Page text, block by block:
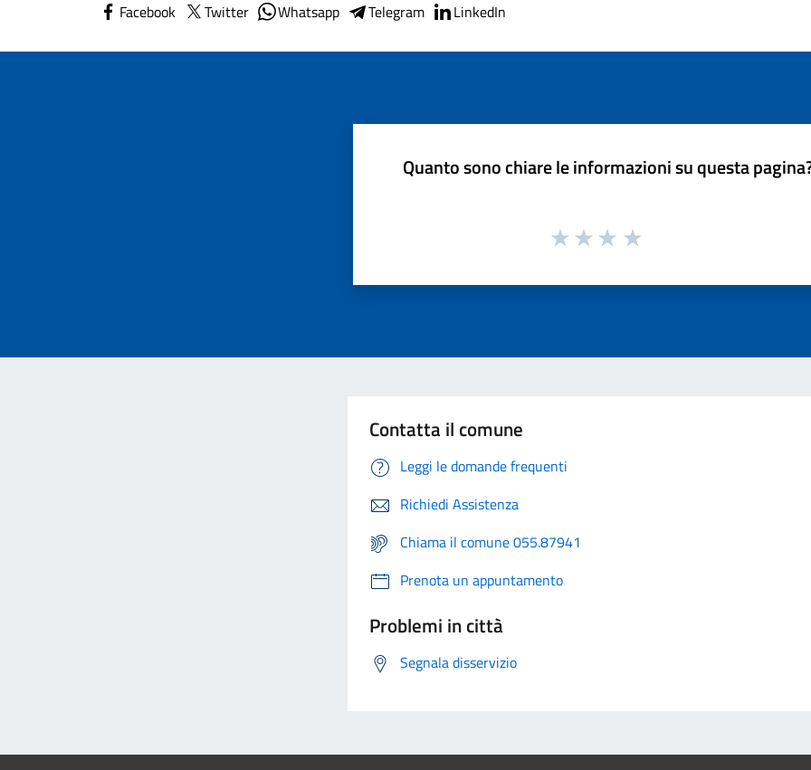
Facebook Twitter Whatsapp Telegram LinkedIn
Quanto sono chiare le informazioni su questa
Contatta il comune
Leggi le domande frequenti
Richiedi Assistenza
Chiama il comune 055.87941
Prenota un appuntamento
Problemi in città
Segnala disservizio